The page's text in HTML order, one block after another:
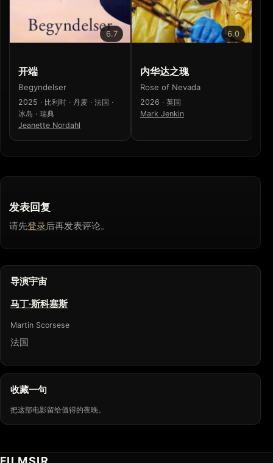
6.7
开端
Begyndelser
2025 · 比利时 · 丹麦 · 法国 ·
冰岛 · 瑞典
Jeanette Nordahl
6.0
内华达之瑰
Rose of Nevada
2026 · 英国
Mark Jenkin
发表回复
请先登录后再发表评论。
导演宇宙
马丁·斯科塞斯
Martin Scorsese
法国
收藏一句
把这部电影留给值得的夜晚。